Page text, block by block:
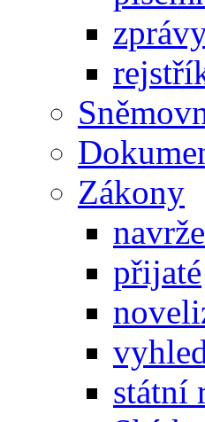
Zákony
přijaté
státní